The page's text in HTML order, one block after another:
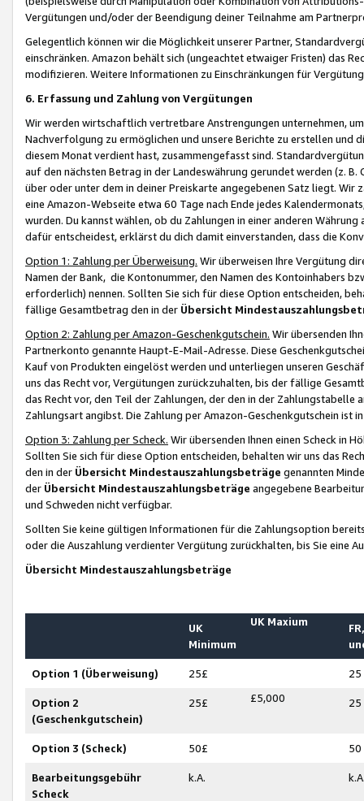
Vergütungen und/oder der Beendigung deiner Teilnahme am
Gelegentlich können wir die Möglichkeit unserer Partner,
einschränken. Amazon behält sich (ungeachtet etwaiger Fristen) das
modifizieren. Weitere Informationen zu Einschränkungen für
6. Erfassung und Zahlung von Vergütungen
Wir werden wirtschaftlich vertretbare Anstrengungen unternehmen,
Nachverfolgung zu ermöglichen und unsere Berichte zu erstellen und
diesem Monat verdient hast, zusammengefasst sind.
auf den nächsten Betrag in der Landeswährung gerundet werden (z.
über oder unter dem in deiner Preiskarte angegebenen Satz liegt.
eine Amazon-Webseite etwa 60 Tage nach Ende jedes
wurden. Du kannst wählen, ob du Zahlungen in einer anderen
dafür entscheidest, erklärst du dich damit einverstanden, dass die
Option 1: Zahlung per Überweisung. Wir überweisen Ihre Vergütung
Namen der Bank, die Kontonummer, den Namen des Kontoinhabers
erforderlich) nennen. Sollten Sie sich für diese Option entscheiden,
fällige Gesamtbetrag den in der Übersicht
Option 2: Zahlung per Amazon-Geschenkgutschein. Wir übersenden
Partnerkonto genannte Haupt-E-Mail-Adresse. Diese
Kauf von Produkten eingelöst werden und unterliegen unseren
uns das Recht vor, Vergütungen zurückzuhalten, bis der fällige
das Recht vor, den Teil der Zahlungen, der den in der
Zahlungsart angibst. Die Zahlung per Amazon-Geschenkgutschein ist
Option 3: Zahlung per Scheck. Wir übersenden Ihnen einen Scheck in
Sollten Sie sich für diese Option entscheiden, behalten wir uns das
den in der Übersicht Mindestauszahlungsbeträge genannten
der Übersicht Mindestauszahlungsbeträge angegebene
und Schweden nicht verfügbar.
Sollten Sie keine gültigen Informationen für die Zahlungsoption
oder die Auszahlung verdienter Vergütung zurückhalten, bis Sie
Übersicht Mindestauszahlungsbeträge
UK
Minimum
UK Maxium
Option 1 (Überweisung) 25£ 25
Option 2
(Geschenkgutschein)
25£ £5,000 25
Option 3 (Scheck) 50£ 50
Bearbeitungsgebühr
Scheck
k.A.